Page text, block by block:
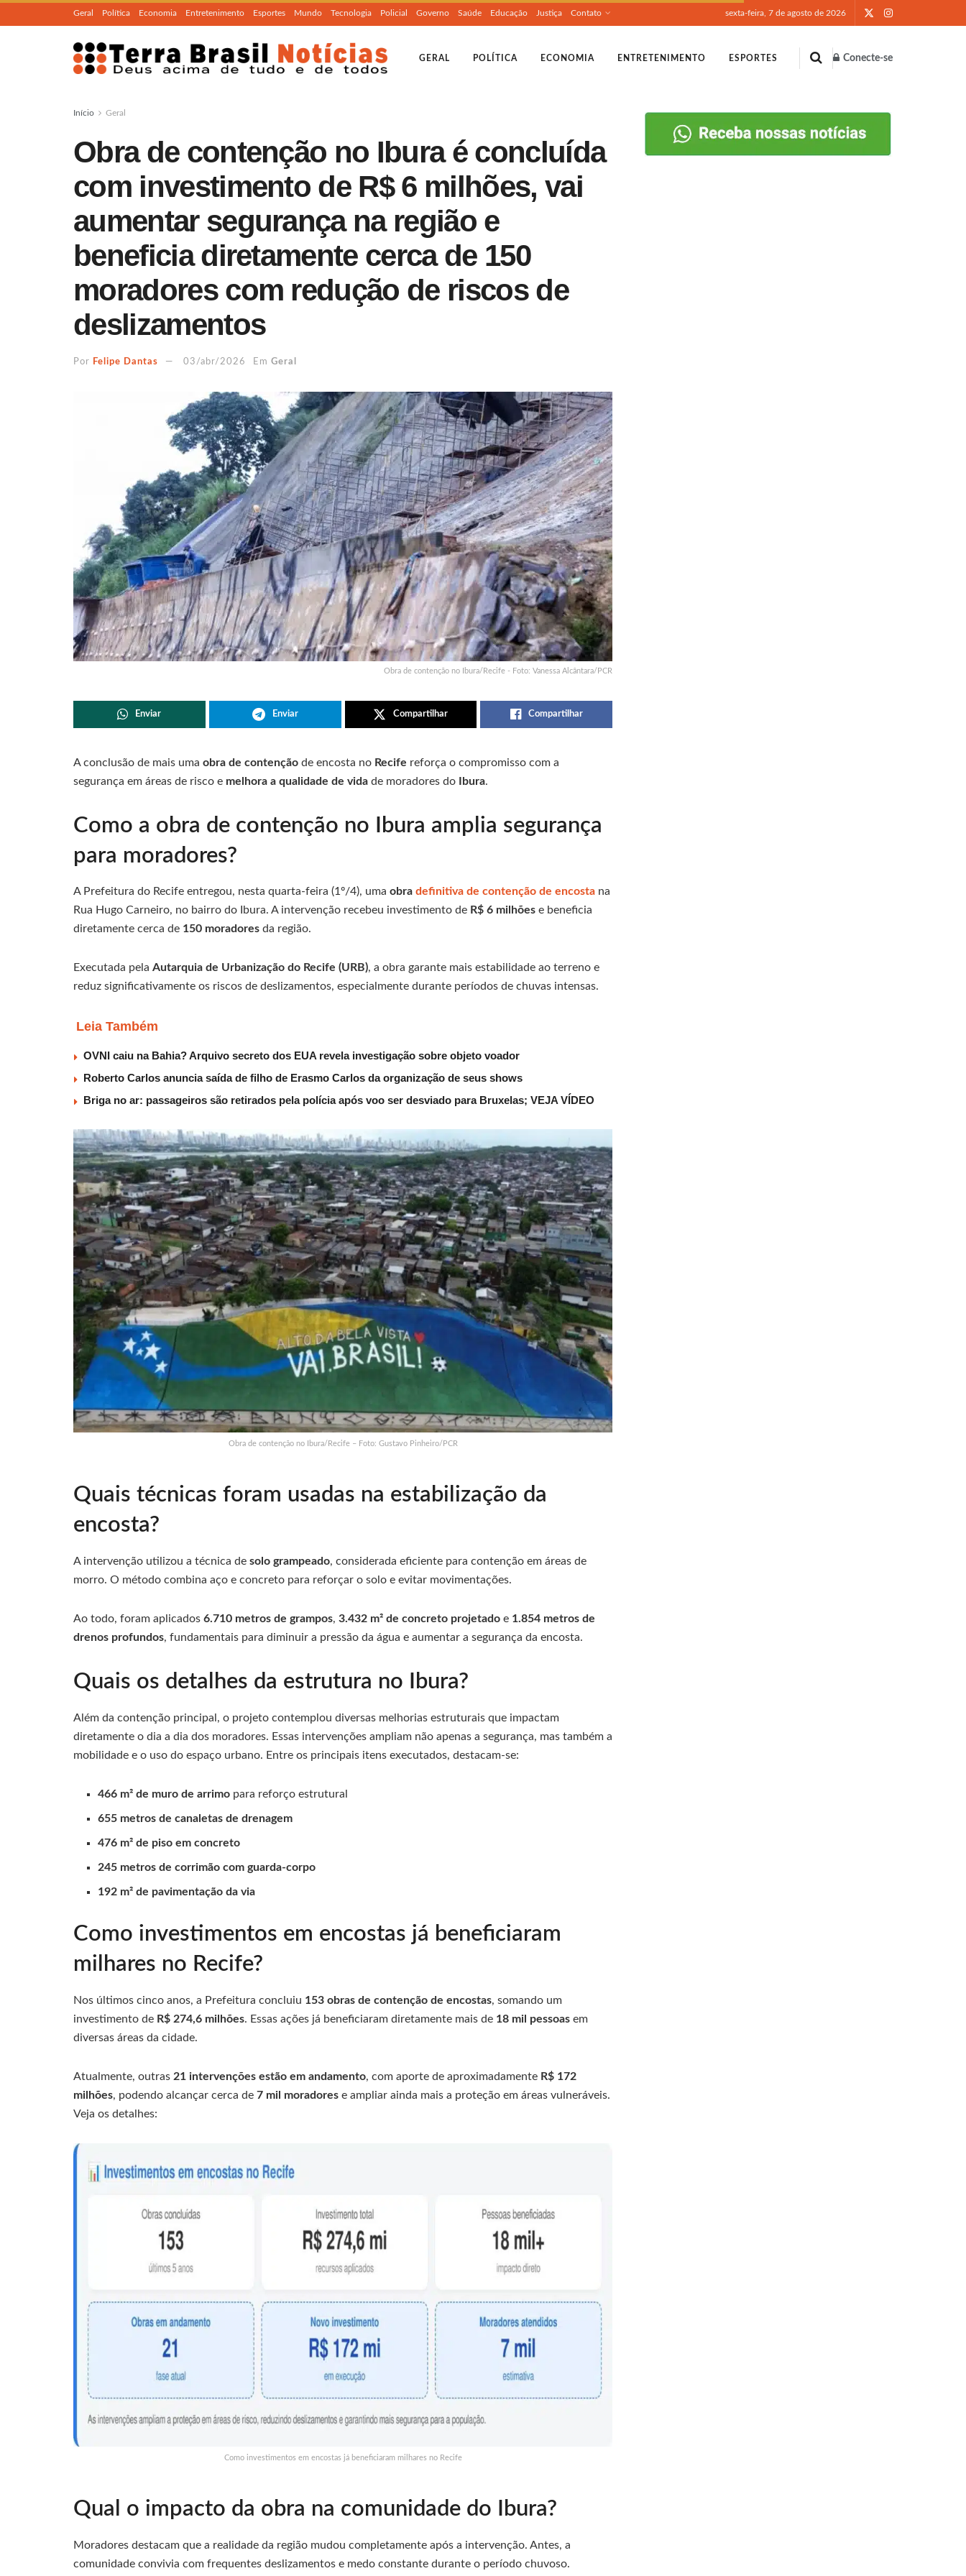
Geral Política Economia Entretenimento Esportes Mundo Tecnologia Policial Governo Saúde Educação Justiça Contato sexta-feira, 7 de agosto de 2026
GERAL POLÍTICA ECONOMIA ENTRETENIMENTO ESPORTES Conecte-se
Início Geral
Obra de contenção no Ibura é concluída
com investimento de R$ 6 milhões, vai
aumentar segurança na região e
beneficia diretamente cerca de 150
moradores com redução de riscos de
deslizamentos
Por Felipe Dantas 03/abr/2026 Em Geral
Obra de contenção no Ibura/Recife - Foto: Vanessa Alcântara/PCR
Enviar Enviar Compartilhar Compartilhar
A conclusão de mais uma obra de contenção de encosta no Recife reforça o compromisso com a
segurança em áreas de risco e melhora a qualidade de vida de moradores do Ibura.
Como a obra de contenção no Ibura amplia segurança
para moradores?
A Prefeitura do Recife entregou, nesta quarta-feira (1º/4), uma obra definitiva de contenção de encosta na
Rua Hugo Carneiro, no bairro do Ibura. A intervenção recebeu investimento de R$ 6 milhões e beneficia
diretamente cerca de 150 moradores da região.
Executada pela Autarquia de Urbanização do Recife (URB), a obra garante mais estabilidade ao terreno e
reduz significativamente os riscos de deslizamentos, especialmente durante períodos de chuvas intensas.
Leia Também
OVNI caiu na Bahia? Arquivo secreto dos EUA revela investigação sobre objeto voador
Roberto Carlos anuncia saída de filho de Erasmo Carlos da organização de seus shows
Briga no ar: passageiros são retirados pela polícia após voo ser desviado para Bruxelas; VEJA VÍDEO
Obra de contenção no Ibura/Recife – Foto: Gustavo Pinheiro/PCR
Quais técnicas foram usadas na estabilização da
encosta?
A intervenção utilizou a técnica de solo grampeado, considerada eficiente para contenção em áreas de
morro. O método combina aço e concreto para reforçar o solo e evitar movimentações.
Ao todo, foram aplicados 6.710 metros de grampos, 3.432 m² de concreto projetado e 1.854 metros de
drenos profundos, fundamentais para diminuir a pressão da água e aumentar a segurança da encosta.
Quais os detalhes da estrutura no Ibura?
Além da contenção principal, o projeto contemplou diversas melhorias estruturais que impactam
diretamente o dia a dia dos moradores. Essas intervenções ampliam não apenas a segurança, mas também a
mobilidade e o uso do espaço urbano. Entre os principais itens executados, destacam-se:
466 m² de muro de arrimo para reforço estrutural
655 metros de canaletas de drenagem
476 m² de piso em concreto
245 metros de corrimão com guarda-corpo
192 m² de pavimentação da via
Como investimentos em encostas já beneficiaram
milhares no Recife?
Nos últimos cinco anos, a Prefeitura concluiu 153 obras de contenção de encostas, somando um
investimento de R$ 274,6 milhões. Essas ações já beneficiaram diretamente mais de 18 mil pessoas em
diversas áreas da cidade.
Atualmente, outras 21 intervenções estão em andamento, com aporte de aproximadamente R$ 172
milhões, podendo alcançar cerca de 7 mil moradores e ampliar ainda mais a proteção em áreas vulneráveis.
Veja os detalhes:
Como investimentos em encostas já beneficiaram milhares no Recife
Qual o impacto da obra na comunidade do Ibura?
Moradores destacam que a realidade da região mudou completamente após a intervenção. Antes, a
comunidade convivia com frequentes deslizamentos e medo constante durante o período chuvoso.